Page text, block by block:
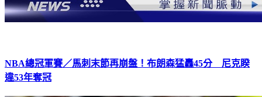
NBA總冠軍賽／馬刺末節再崩盤！布朗森猛轟45分 尼克睽
違53年奪冠